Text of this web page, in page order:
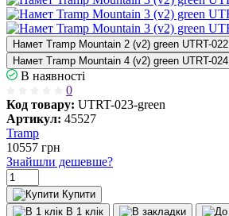
Намет Tramp Mountain 2 (v2) green UTRT-022
Намет Tramp Mountain 4 (v2) green UTRT-024
В наявності
0
Код товару: UTRT-023-green
Артикул: 45527
Tramp
10557 грн
Знайшли дешевше?
Купити
В 1 клік